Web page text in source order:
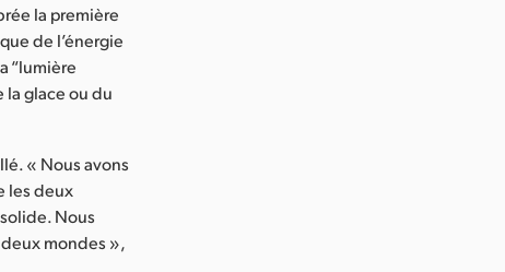
la première
de l’énergie
“lumière
la glace ou du
« Nous avons
les deux
Nous
mondes »,